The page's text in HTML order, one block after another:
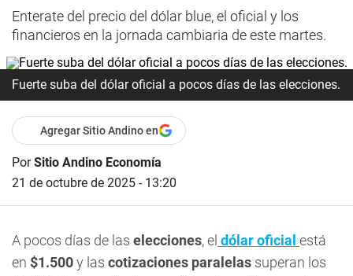
Enterate del precio del dólar blue, el oficial y los
financieros en la jornada cambiaria de este martes.
Fuerte suba del dólar oficial a pocos días de las elecciones.
Agregar Sitio Andino en
PorSitio Andino Economía
21 de octubre de 2025 - 13:20
A pocos días de las elecciones, el dólar oficial está
en $1.500y las cotizaciones paralelas superan los